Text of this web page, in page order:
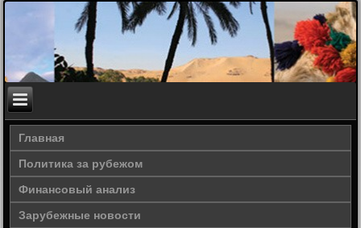
Главная
Политика за рубежом
Финансовый анализ
Зарубежные новости